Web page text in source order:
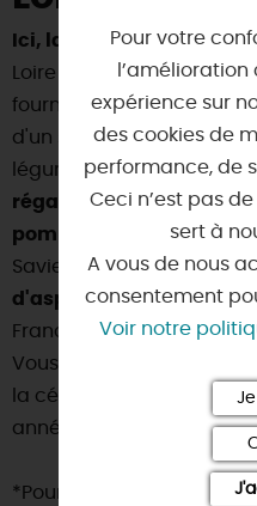
Ici, la terre est riche et
Loire comme en Beauce.
fournisse marchés et
d'un siècle et demi, et
légumes aux quatre
régale des fraises et de
pommes et de poires du
Saviez-vous que le Loiret
d'asperges, de
France !?
Vous avez peut-être déjà
la célèbre
foire aux
année le troisième Week-
*Pour en savoir plus sur
Pour votre
expérience sur
des cookies de
performance, de
Ceci n’est pas
sert à
A vous de nous
consentement
Voir notre